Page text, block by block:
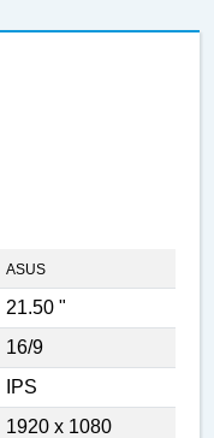
ASUS
21.50 "
16/9
IPS
1920 x 1080